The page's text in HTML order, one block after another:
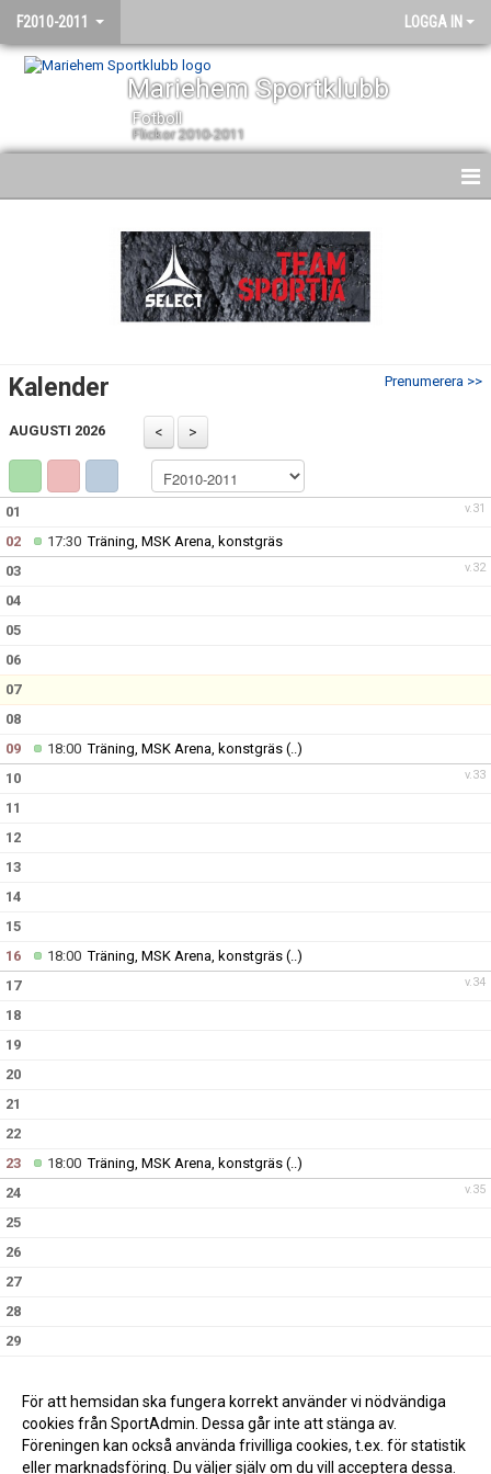
F2010-2011 LOGGA IN
Mariehem Sportklubb
Fotboll
Flickor 2010-2011
BILDGALLERI
DOKUMENT
KONTAKT
Prenumerera >>
Kalender
AUGUSTI 2026
v.31
01
02
17:30Träning, MSK Arena, konstgräs
v.32
03
04
05
06
07
08
09
18:00Träning, MSK Arena, konstgräs (..)
v.33
10
11
12
13
14
15
16
18:00Träning, MSK Arena, konstgräs (..)
v.34
17
18
19
20
21
22
23
18:00Träning, MSK Arena, konstgräs (..)
v.35
24
25
26
27
28
29
För att hemsidan ska fungera korrekt använder vi nödvändiga
cookies från SportAdmin. Dessa går inte att stänga av.
Föreningen kan också använda frivilliga cookies, t.ex. för statistik
eller marknadsföring. Du väljer själv om du vill acceptera dessa.